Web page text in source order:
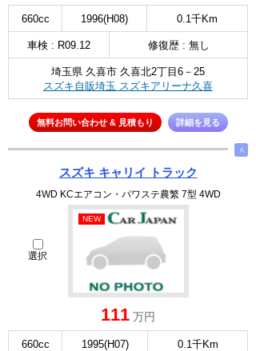
660cc 1996(H08) 0.1千Km
車検 : R09.12 修復歴 : 無し
埼玉県 久喜市 久喜北2丁目6－25
スズキ自販埼玉 スズキアリーナ久喜
無料お問い合わせ & 見積もり 詳細を見る
∧
スズキ キャリイ トラック
4WD KCエアコン・パワステ農繁 7型 4WD
選択
NEW
111 万円
660cc 1995(H07) 0.1千Km